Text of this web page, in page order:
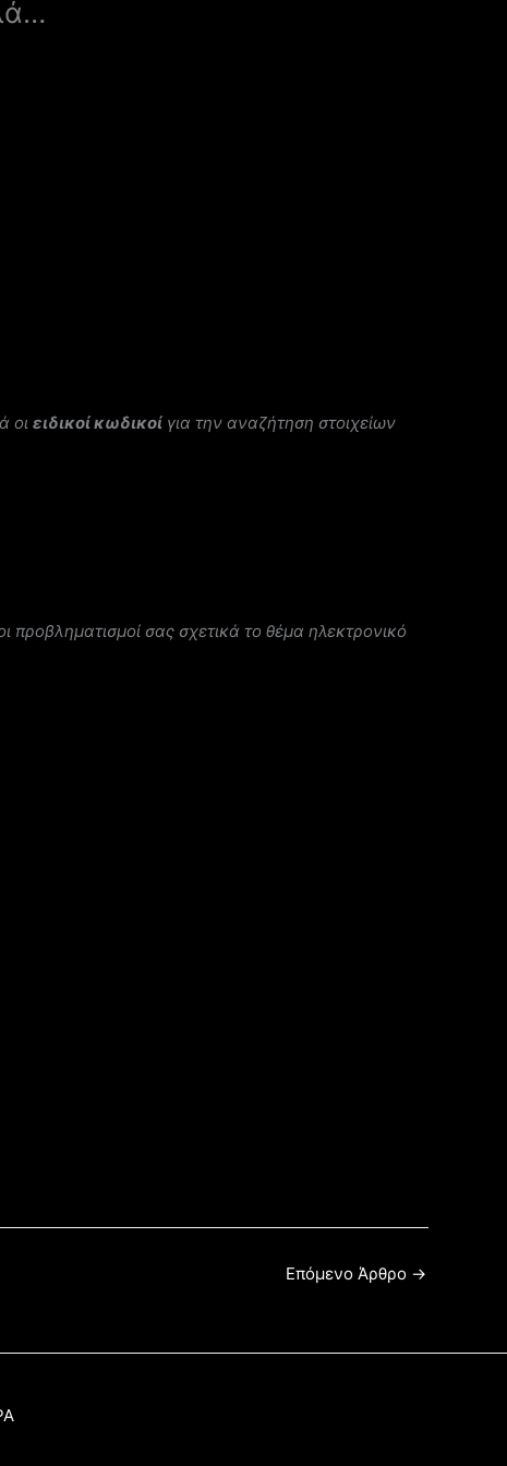
οι ειδικοί κωδικοί για την αναζήτηση στοιχείων
προβληματισμοί σας σχετικά το θέμα ηλεκτρονικό
Επόμενο Άρθρο →